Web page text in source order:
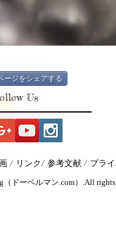
ージをシェアする
Us
/ リンク/ 参考文献/ プラ
（ドーベルマン.com）.All rights